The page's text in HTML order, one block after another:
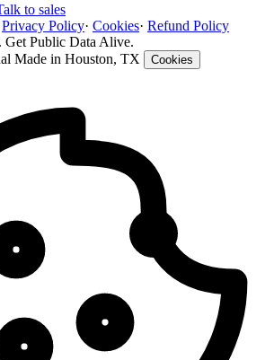
to sales
Privacy Policy· Cookies· Refund Policy
. Get Public Data Alive.
Made in Houston, TX Cookies